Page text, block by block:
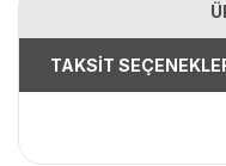
TAKSİT